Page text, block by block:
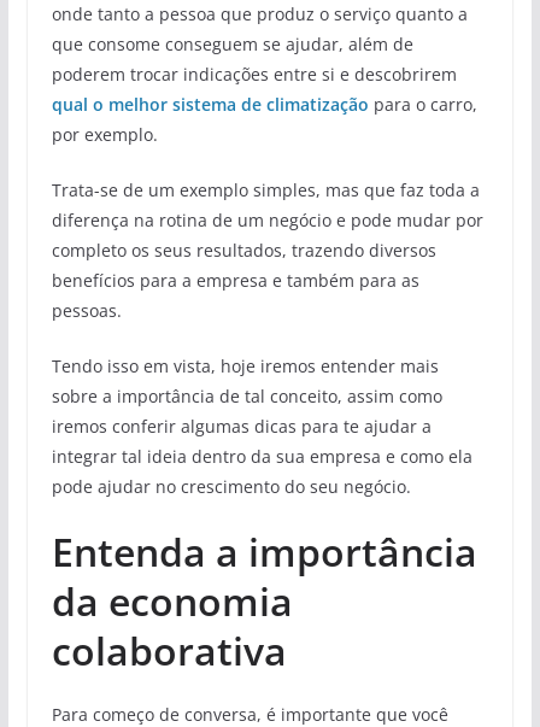
onde tanto a pessoa que produz o serviço quanto a
que consome conseguem se ajudar, além de
poderem trocar indicações entre si e descobrirem
qual o melhor sistema de climatização para o carro,
por exemplo.
Trata-se de um exemplo simples, mas que faz toda a
diferença na rotina de um negócio e pode mudar por
completo os seus resultados, trazendo diversos
benefícios para a empresa e também para as
pessoas.
Tendo isso em vista, hoje iremos entender mais
sobre a importância de tal conceito, assim como
iremos conferir algumas dicas para te ajudar a
integrar tal ideia dentro da sua empresa e como ela
pode ajudar no crescimento do seu negócio.
Entenda a importância
da economia
colaborativa
Para começo de conversa, é importante que você